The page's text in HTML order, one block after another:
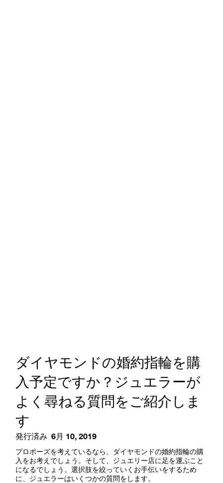
ダイヤモンドの婚約指輪を購
入予定ですか？ジュエラーが
よく尋ねる質問をご紹介しま
す
発行済み 6月 10, 2019
プロポーズを考えているなら、ダイヤモンドの婚約指輪の購
入をお考えでしょう。そして、ジュエリー店に足を運ぶこと
になるでしょう。選択肢を絞っていくお手伝いをするため
に、ジュエラーはいくつかの質問をします。